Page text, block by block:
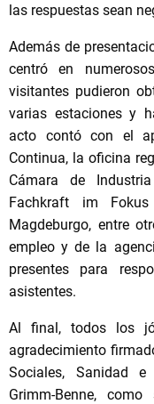
las respuestas sean
Además de
centró en
visitantes pudieron
varias estaciones y
acto contó con el
Continua, la oficina
Cámara de
Fachkraft im
Magdeburgo, entre
empleo y de la
presentes para
asistentes.
Al final, todos los
agradecimiento
Sociales, Sanidad e
Grimm-Benne,